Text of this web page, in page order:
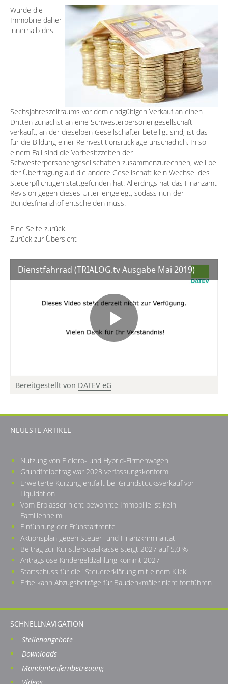
Wurde die
Immobilie daher
innerhalb des
Sechsjahreszeitraums vor dem endgültigen Verkauf an einen
Dritten zunächst an eine Schwesterpersonengesellschaft
verkauft, an der dieselben Gesellschafter beteiligt sind, ist das
für die Bildung einer Reinvestitionsrücklage unschädlich. In so
einem Fall sind die Vorbesitzzeiten der
Schwesterpersonengesellschaften zusammenzurechnen, weil bei
der Übertragung auf die andere Gesellschaft kein Wechsel des
Steuerpflichtigen stattgefunden hat. Allerdings hat das Finanzamt
Revision gegen dieses Urteil eingelegt, sodass nun der
Bundesfinanzhof entscheiden muss.
Eine Seite zurück
Zurück zur Übersicht
Dienstfahrrad (TRIALOG.tv Ausgabe Mai 2019)
Bereitgestellt von DATEV eG
NEUESTE ARTIKEL
Nutzung von Elektro- und Hybrid-Firmenwagen
Grundfreibetrag war 2023 verfassungskonform
Erweiterte Kürzung entfällt bei Grundstücksverkauf vor
Liquidation
Vom Erblasser nicht bewohnte Immobilie ist kein
Familienheim
Einführung der Frühstartrente
Aktionsplan gegen Steuer- und Finanzkriminalität
Beitrag zur Künstlersozialkasse steigt 2027 auf 5,0 %
Antragslose Kindergeldzahlung kommt 2027
Startschuss für die "Steuererklärung mit einem Klick"
Erbe kann Abzugsbeträge für Baudenkmäler nicht fortführen
SCHNELLNAVIGATION
Stellenangebote
Downloads
Mandantenfernbetreuung
Videos